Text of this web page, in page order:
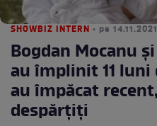
SHOWBIZ INTERN • pe
Bogdan Mocanu
au împlinit 11 luni
au împăcat
despărțiți